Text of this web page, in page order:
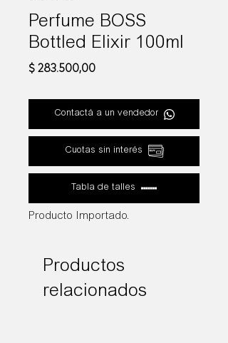
Perfume BOSS
Bottled Elixir 100ml
$ 283.500,00Precio
Contactá a un vendedor
Cuotas sin interés
Tabla de talles
Producto Importado.
Productos
relacionados